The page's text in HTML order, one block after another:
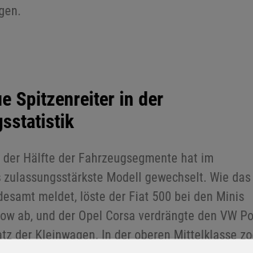
Spitzenreiter in der
der Hälfte der Fahrzeugsegmente hat im
zulassungsstärkste Modell gewechselt. Wie das
meldet, löste der Fiat 500 bei den Minis
ab, und der Opel Corsa verdrängte den VW
der Kleinwagen. In der oberen Mittelklasse